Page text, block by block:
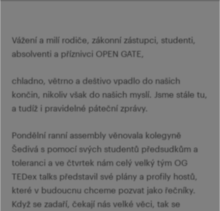
Vážení a milí rodiče, zákonní zástupci, studenti,
absolventi a příznivci OPEN GATE,
chladno, větrno a deštivo vpadlo do našich
končin, nikoliv však do našich myslí. Jsme stále tu,
a tudíž i pravidelné páteční zprávy.
Pondělní ranní assembly věnovala kolegyně
Šedivá s pomocí svých studentů předsudkům a
toleranci a ve čtvrtek nám celý velký tým OG
TEDex talks představil své plány a profily hostů,
které v budoucnu chceme pozvat jako řečníky.
Když se zadaří, čekají nás velké věci, tak se